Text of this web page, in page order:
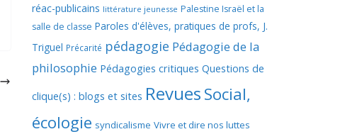
réac-publicains littérature jeunesse Palestine Israël et la
salle de classe Paroles d'élèves, pratiques de profs, J.
Triguel Précarité pédagogie Pédagogie de la
philosophie Pédagogies critiques Questions de
clique(s) : blogs et sites RevuesSocial,
écologie syndicalisme Vivre et dire nos luttes